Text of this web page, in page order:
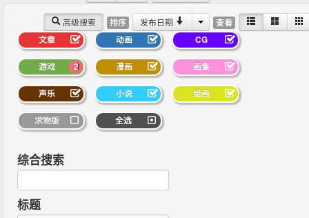
高级搜索 排序 发布日期 查看
文章 动画 CG
2
游戏 漫画 画集
声乐 小说 绘画
求物版 全选
综合搜索
标题